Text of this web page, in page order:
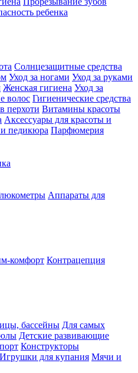
ребенка
Солнцезащитные средства
Уход за ногами Уход за руками
Женская гигиена Уход за
волос Гигиенические средства
перхоти Витамины красоты
Аксессуары для красоты и
педикюра Парфюмерия
Аппараты для
комфорт Контрацепция
бассейны Для самых
Детские развивающие
Конструкторы
Игрушки для купания Мячи и